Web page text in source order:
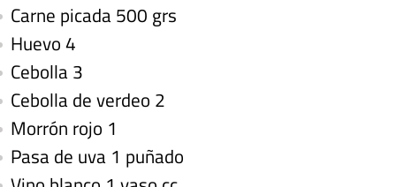
Carne picada 500 grs
Huevo 4
Cebolla 3
Cebolla de verdeo 2
Morrón rojo 1
Pasa de uva 1 puñado